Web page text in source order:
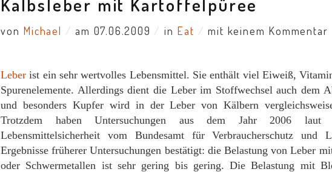
Kalbsleber mit Kartoffelpüree
von Michael / am 07.06.2009 / in Eat / mit keinem Kommentar
Leber ist ein sehr wertvolles Lebensmittel. Sie enthält viel Eiweiß,
Spurenelemente. Allerdings dient die Leber im Stoffwechsel auch dem
und besonders Kupfer wird in der Leber von Kälbern
Trotzdem haben Untersuchungen aus dem Jahr 2006
Lebensmittelsicherheit vom Bundesamt für Verbraucherschutz und
Ergebnisse früherer Untersuchungen bestätigt: die Belastung von Leber
oder Schwermetallen ist sehr gering bis gering. Die Belastung mit